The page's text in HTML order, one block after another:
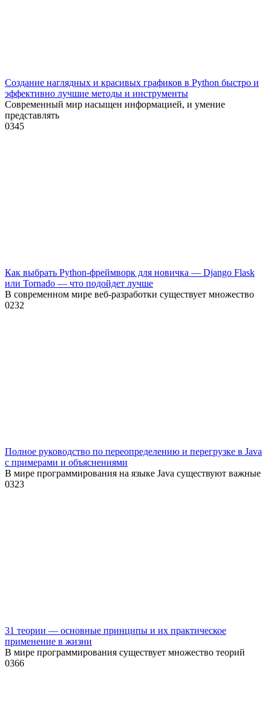
Создание наглядных и красивых графиков в Python быстро и
эффективно лучшие методы и инструменты
Современный мир насыщен информацией, и умение
представлять
0345
Как выбрать Python-фреймворк для новичка — Django Flask
или Tornado — что подойдет лучше
В современном мире веб-разработки существует множество
0232
Полное руководство по переопределению и перегрузке в Java
с примерами и объяснениями
В мире программирования на языке Java существуют важные
0323
31 теории — основные принципы и их практическое
применение в жизни
В мире программирования существует множество теорий
0366